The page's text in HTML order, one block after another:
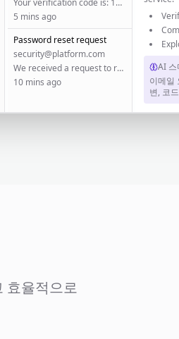
5 mins ago
Password reset request
security@platform.com
We received a request to reset your password...
10 mins ago
AI 스
이메일
변, 코
효율적으로